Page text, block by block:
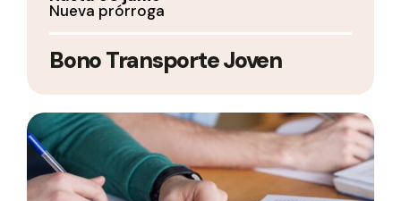
Nueva prórroga
Bono Transporte Joven